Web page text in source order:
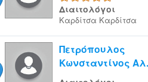
Διαιτολόγοι
Καρδίτσα Καρδίτσα
Πετρόπουλος
Κωνσταντίνος Αλ.